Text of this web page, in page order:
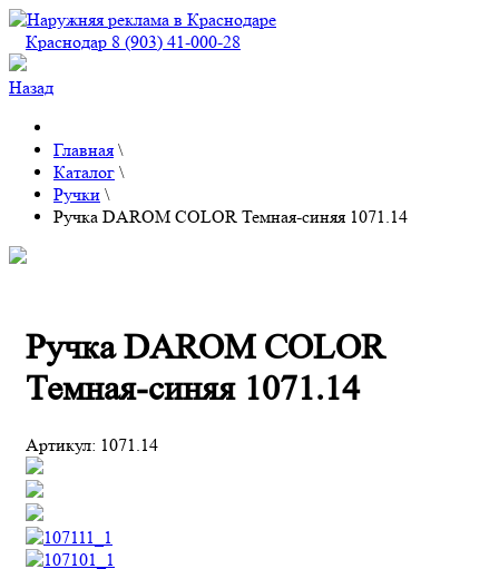
Краснодар 8 (903) 41-000-28
Назад
Главная \
Каталог \
Ручки \
Ручка DAROM COLOR Темная-синяя 1071.14
Ручка DAROM COLOR
Темная-синяя 1071.14
Артикул: 1071.14